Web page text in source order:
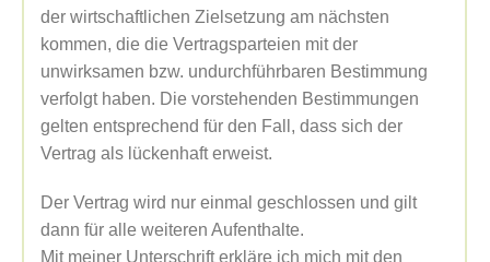
der wirtschaftlichen Zielsetzung am nächsten
kommen, die die Vertragsparteien mit der
unwirksamen bzw. undurchführbaren Bestimmung
verfolgt haben. Die vorstehenden Bestimmungen
gelten entsprechend für den Fall, dass sich der
Vertrag als lückenhaft erweist.
Der Vertrag wird nur einmal geschlossen und gilt
dann für alle weiteren Aufenthalte.
Mit meiner Unterschrift erkläre ich mich mit den